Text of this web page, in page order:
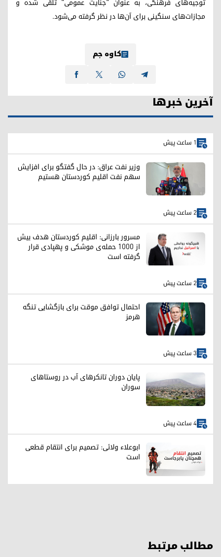
مجازات‌های سنگینی برای آن‌ها در نظر گرفته می‌شود.
کاوە جم
آخرین خبرها
1 ساعت پیش
وزیر نفت عراق: در حال گفتگو برای افزایش
سهم نفت اقلیم کوردستان هستیم
2 ساعت پیش
مسرور بارزانی: اقلیم کوردستان هدف بیش
از ۱۰۰۰ حمله‌ی موشکی و پهپادی قرار
گرفته است
2 ساعت پیش
احتمال توافق موقت برای بازگشایی تنگه
هرمز
3 ساعت پیش
پایان دوران تانکرهای آب در روستاهای
سوران
4 ساعت پیش
ابوعلاء ولائی: تصمیم برای انتقام قطعی
است
مطالب مرتبط